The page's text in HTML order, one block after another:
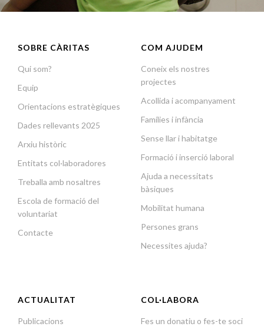
SOBRE CÀRITAS
Qui som?
Equip
Orientacions estratègiques
Dades rellevants 2025
Arxiu històric
Entitats col·laboradores
Treballa amb nosaltres
Escola de formació del
voluntariat
Contacte
COM AJUDEM
Coneix els nostres
projectes
Acollida i acompanyament
Famílies i infància
Sense llar i habitatge
Formació i inserció laboral
Ajuda a necessitats
bàsiques
Mobilitat humana
Persones grans
Necessites ajuda?
ACTUALITAT
Publicacions
COL·LABORA
Fes un donatiu o fes-te soci